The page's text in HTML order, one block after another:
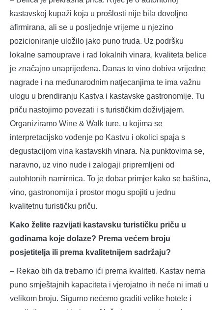
kastavskoj kupaži koja u prošlosti nije bila dovoljno
afirmirana, ali se u posljednje vrijeme u njezino
pozicioniranje uložilo jako puno truda. Uz podršku
lokalne samouprave i rad lokalnih vinara, kvaliteta belice
je značajno unaprijeđena. Danas to vino dobiva vrijedne
nagrade i na međunarodnim natjecanjima te ima važnu
ulogu u brendiranju Kastva i kastavske gastronomije. Tu
priču nastojimo povezati i s turističkim doživljajem.
Organiziramo Wine & Walk ture, u kojima se
interpretacijsko vođenje po Kastvu i okolici spaja s
degustacijom vina kastavskih vinara. Na punktovima se,
naravno, uz vino nude i zalogaji pripremljeni od
autohtonih namirnica. To je dobar primjer kako se baština,
vino, gastronomija i prostor mogu spojiti u jednu
kvalitetnu turističku priču.
Kako želite razvijati kastavsku turističku priču u
godinama koje dolaze? Prema većem broju
posjetitelja ili prema kvalitetnijem sadržaju?
– Rekao bih da trebamo ići prema kvaliteti. Kastav nema
puno smještajnih kapaciteta i vjerojatno ih neće ni imati u
velikom broju. Sigurno nećemo graditi velike hotele i